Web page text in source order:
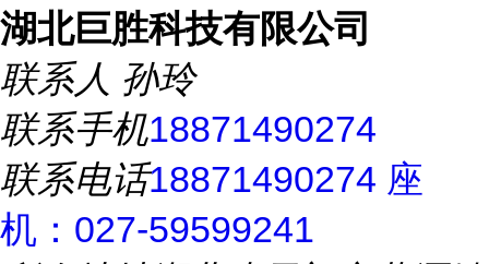
湖北巨胜科技有限公司
联系人 孙玲
联系手机18871490274
联系电话18871490274 座
机：027-59599241